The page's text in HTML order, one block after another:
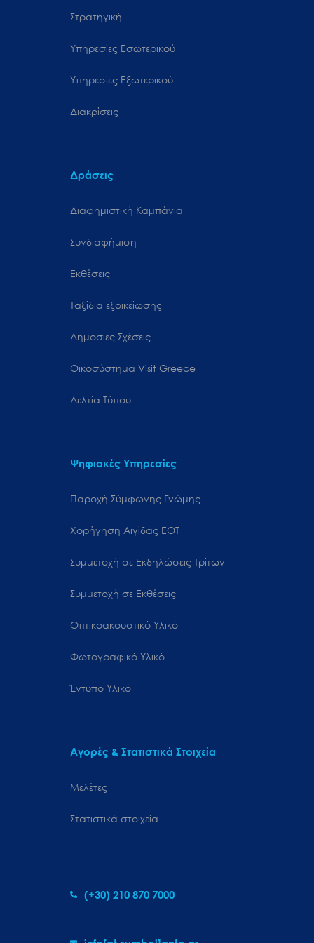
Στρατηγική
Υπηρεσίες Εσωτερικού
Υπηρεσίες Εξωτερικού
Διακρίσεις
Δράσεις
Διαφημιστική Καμπάνια
Συνδιαφήμιση
Εκθέσεις
Ταξίδια εξοικείωσης
Δημόσιες Σχέσεις
Oικοσύστημα Visit Greece
Δελτία Τύπου
Ψηφιακές Υπηρεσίες
Παροχή Σύμφωνης Γνώμης
Χορήγηση Αιγίδας ΕΟΤ
Συμμετοχή σε Εκδηλώσεις Τρίτων
Συμμετοχή σε Εκθέσεις
Οπτικοακουστικό Υλικό
Φωτογραφικό Υλικό
Έντυπο Υλικό
Αγορές & Στατιστικά Στοιχεία
Μελέτες
Στατιστικά στοιχεία
(+30) 210 870 7000